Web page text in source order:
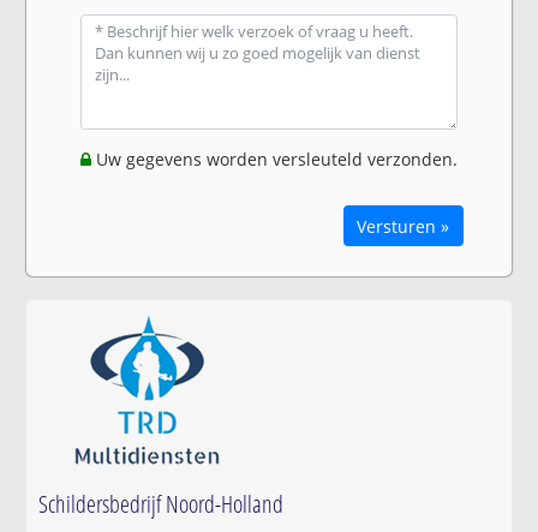
Uw gegevens worden versleuteld verzonden.
Versturen »
Schildersbedrijf Noord-Holland